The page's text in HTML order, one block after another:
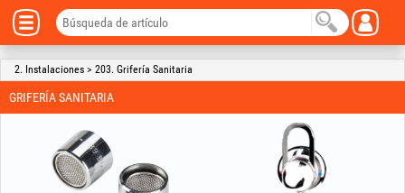
2. Instalaciones > 203. Grifería Sanitaria
GRIFERÍA SANITARIA